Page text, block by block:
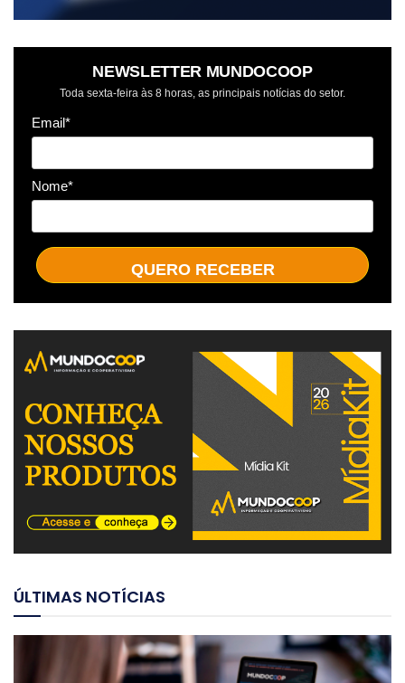
NEWSLETTER MUNDOCOOP
Toda sexta-feira às 8 horas, as principais notícias do setor.
Email*
Nome*
QUERO RECEBER
ÚLTIMAS NOTÍCIAS